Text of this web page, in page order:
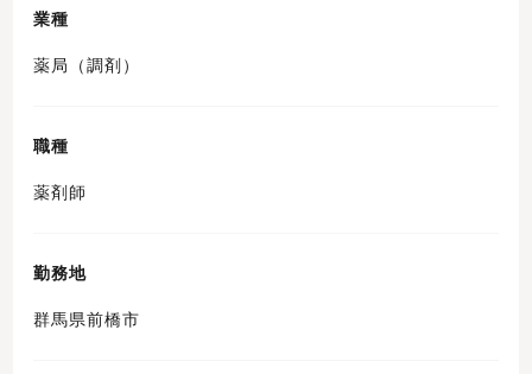
業種
薬局（調剤）
職種
薬剤師
勤務地
群馬県前橋市